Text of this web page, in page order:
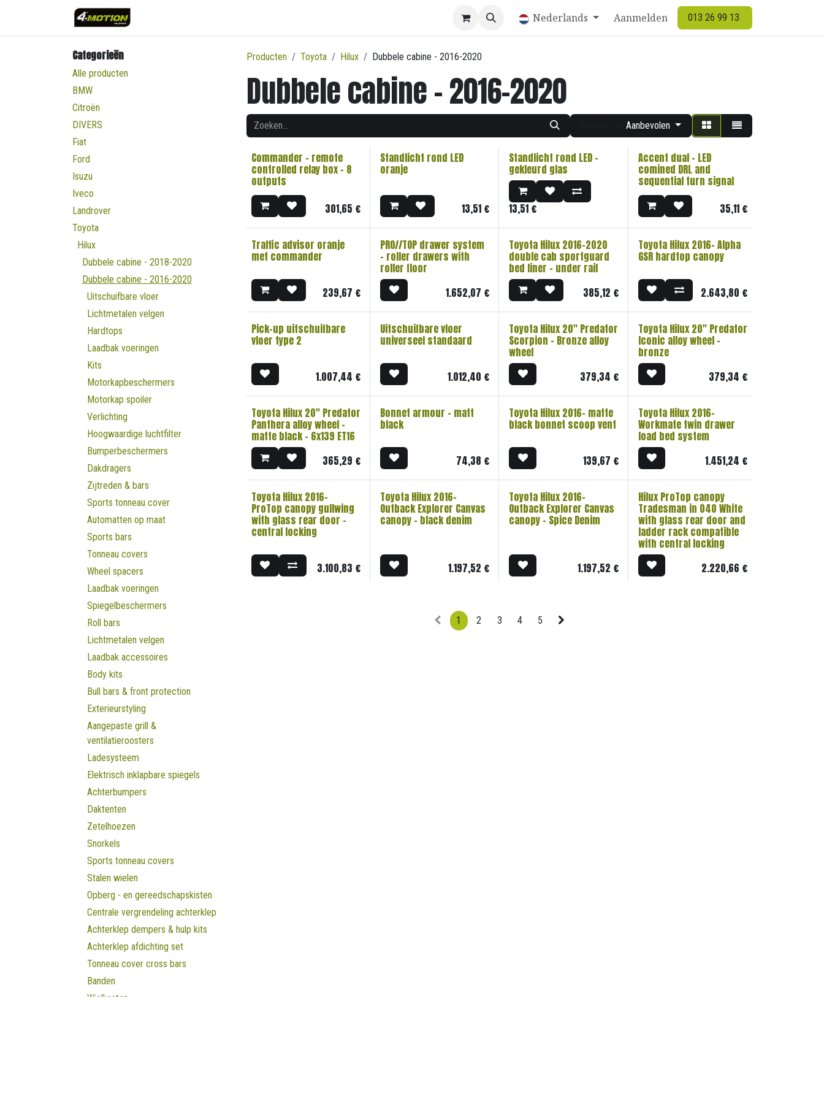
Overslaan naar inhoud
Nederlands Aanmelden 013 26 99 13
Categorieën
Alle producten
BMW
Citroën
DIVERS
Fiat
Ford
Isuzu
Iveco
Landrover
Toyota
Hilux
Dubbele cabine - 2018-2020
Dubbele cabine - 2016-2020
Uitschuifbare vloer
Lichtmetalen velgen
Hardtops
Laadbak voeringen
Kits
Motorkapbeschermers
Motorkap spoiler
Verlichting
Hoogwaardige luchtfilter
Bumperbeschermers
Dakdragers
Zijtreden & bars
Sports tonneau cover
Automatten op maat
Sports bars
Tonneau covers
Wheel spacers
Laadbak voeringen
Spiegelbeschermers
Roll bars
Lichtmetalen velgen
Laadbak accessoires
Body kits
Bull bars & front protection
Exterieurstyling
Aangepaste grill &
ventilatieroosters
Ladesysteem
Elektrisch inklapbare spiegels
Achterbumpers
Daktenten
Zetelhoezen
Snorkels
Sports tonneau covers
Stalen wielen
Opberg - en gereedschapskisten
Centrale vergrendeling achterklep
Achterklep dempers & hulp kits
Achterklep afdichting set
Tonneau cover cross bars
Banden
Wielkasten
Producten Toyota Hilux Dubbele cabine - 2016-2020
Dubbele cabine - 2016-2020
Aanbevolen
Commander - remote
controlled relay box - 8
outputs
301,65 €
Standlicht rond LED
oranje
13,51 €
Standlicht rond LED -
gekleurd glas
13,51 €
Accent dual - LED
comined DRL and
sequential turn signal
35,11€
Traffic advisor oranje
met commander
239,67 €
PRO//TOP drawer system
- roller drawers with
roller floor
1.652,07 €
Toyota Hilux 2016-2020
double cab sportguard
bed liner - under rail
385,12 €
Toyota Hilux 2016- Alpha
GSR hardtop canopy
2.643,80 €
Pick-up uitschuifbare
vloer type 2
1.007,44 €
Uitschuifbare vloer
universeel standaard
1.012,40 €
Toyota Hilux 20" Predator
Scorpion - Bronze alloy
wheel
379,34 €
Toyota Hilux 20" Predator
Iconic alloy wheel -
bronze
379,34 €
Toyota Hilux 20" Predator
Panthera alloy wheel -
matte black - 6x139 ET16
365,29 €
Bonnet armour - matt
black
74,38 €
Toyota Hilux 2016- matte
black bonnet scoop vent
139,67 €
Toyota Hilux 2016-
Workmate twin drawer
load bed system
1.451,24 €
Toyota Hilux 2016-
ProTop canopy gullwing
with glass rear door -
central locking
3.100,83 €
Toyota Hilux 2016-
Outback Explorer Canvas
canopy - black denim
1.197,52 €
Toyota Hilux 2016-
Outback Explorer Canvas
canopy - Spice Denim
1.197,52 €
Hilux ProTop canopy
Tradesman in 040 White
with glass rear door and
ladder rack compatible
with central locking
2.220,66 €
1 2 3 4 5